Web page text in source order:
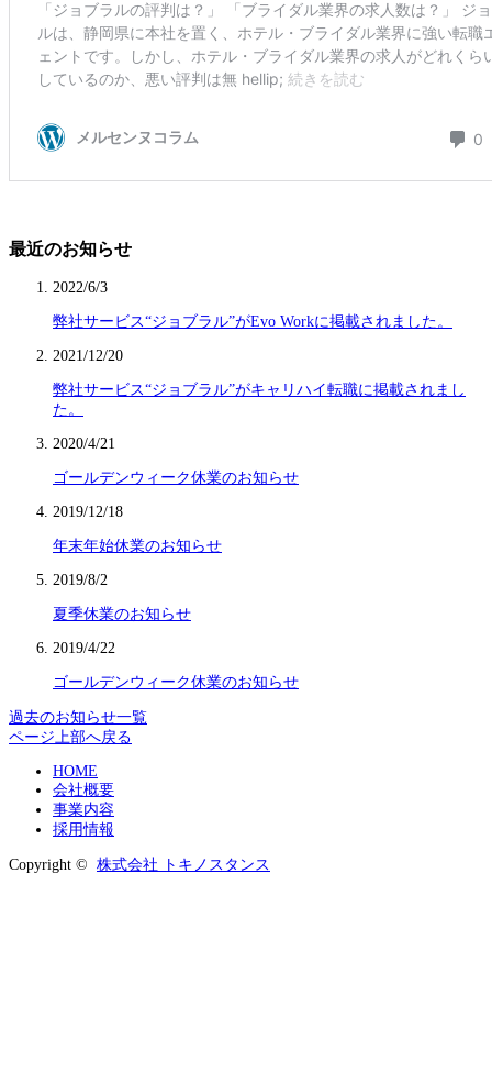
最近のお知らせ
2022/6/3
弊社サービス“ジョブラル”がEvo Workに掲載されました。
2021/12/20
弊社サービス“ジョブラル”がキャリハイ転職に掲載されまし
た。
2020/4/21
ゴールデンウィーク休業のお知らせ
2019/12/18
年末年始休業のお知らせ
2019/8/2
夏季休業のお知らせ
2019/4/22
ゴールデンウィーク休業のお知らせ
過去のお知らせ一覧
ページ上部へ戻る
HOME
会社概要
事業内容
採用情報
Copyright © 株式会社 トキノスタンス